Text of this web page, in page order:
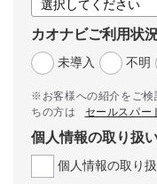
カオナビご利用状
未導入
不明
※お客様への紹介をご検
ちの方は
セールスパー
個人情報の取り扱
個人情報の取り